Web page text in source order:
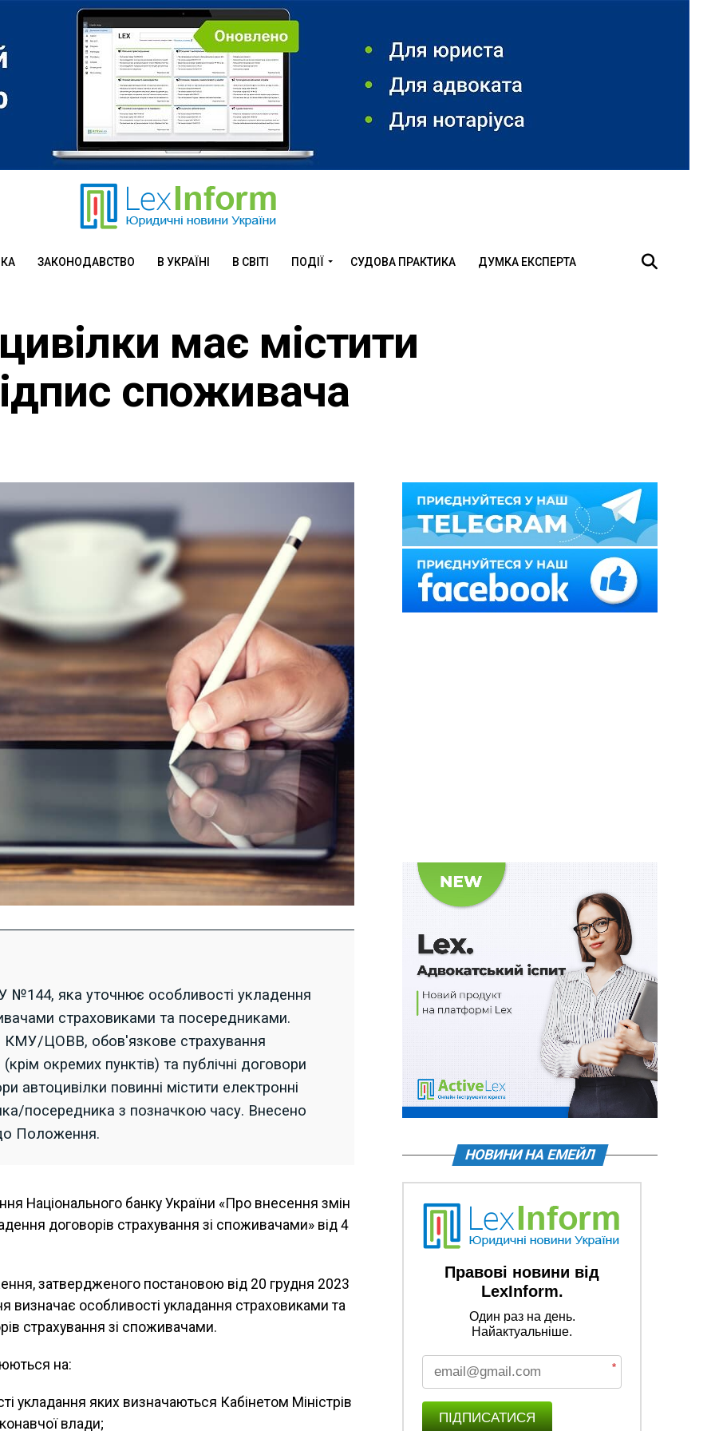
ЗАКОНОДАВСТВО В УКРАЇНІ В СВІТІ ПОДІЇ СУДОВА ПРАКТИКА ДУМКА ЕКСПЕРТА
має містити
споживача
№144, яка уточнює особливості укладення
страховиками та посередниками.
КМУ/ЦОВВ, обов'язкове страхування
(крім окремих пунктів) та публічні договори
автоцивілки повинні містити електронні
посередника з позначкою часу. Внесено
Положення.
Національного банку України «Про внесення змін
договорів страхування зі споживачами» від 4
затвердженого постановою від 20 грудня 2023
особливості укладання страховиками та
страхування зі споживачами.
на:
укладання яких визначаються Кабінетом Міністрів
влади;
НОВИНИ НА ЕМЕЙЛ
Правові новини від
LexInform.
Один раз на день.
Найактуальніше.
*
ПІДПИСАТИСЯ